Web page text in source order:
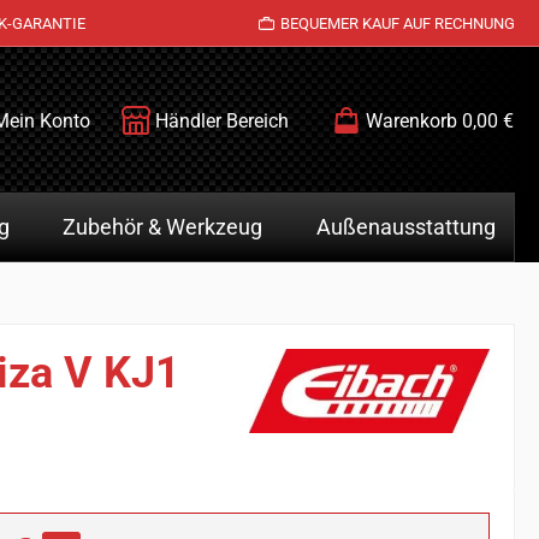
GARANTIE BEQUEMER KAUF AUF RECHNUNG
Konto Händler Bereich Warenkorb 0,00 €
Zubehör & Werkzeug Außenausstattung
V KJ1